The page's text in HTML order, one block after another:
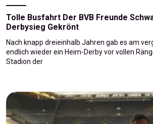
Tolle Busfahrt Der BVB Freunde
Derbysieg Gekrönt
Nach knapp dreieinhalb Jahren gab es am
endlich wieder ein Heim-Derby vor vollen
Stadion der